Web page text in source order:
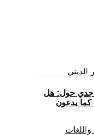
الديني
حول: هل
كما يدعون